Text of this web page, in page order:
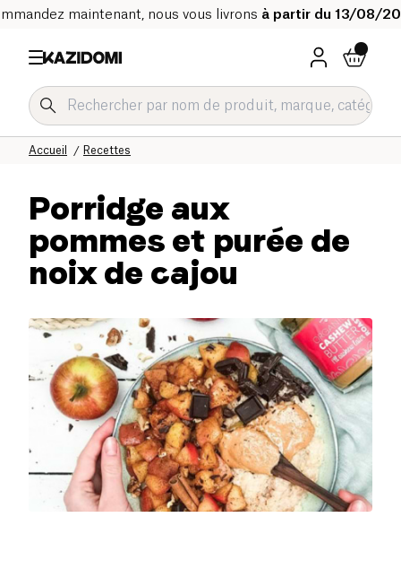
maintenant, nous vous livrons à partir du 13/08/
Recettes
Accueil
Porridge aux
pommes et purée de
noix de cajou